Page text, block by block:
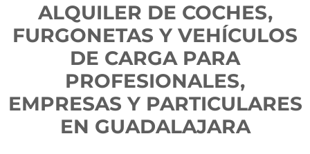
ALQUILER DE COCHES,
FURGONETAS Y VEHÍCULOS
DE CARGA PARA
PROFESIONALES,
EMPRESAS Y PARTICULARES
EN GUADALAJARA